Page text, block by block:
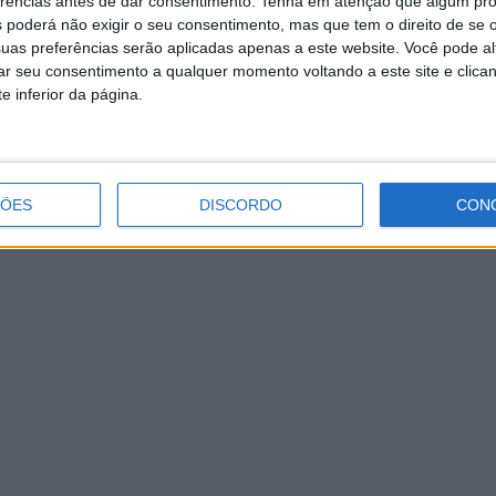
poderá não exigir o seu consentimento, mas que tem o direito de se
preferências serão aplicadas apenas a este website. Você pode
seu consentimento a qualquer momento voltando a este site e
inferior da página.
DISCORDO
vez que no seu currículo conta a passagem pelo
pelo clube de Covão Lobo estreou-se no último jogo
a derrota da equipa de Oliveira de Azeméis por 7-1.